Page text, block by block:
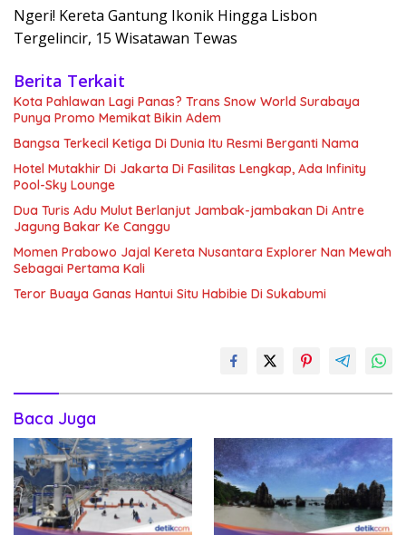
Ngeri! Kereta Gantung Ikonik Hingga Lisbon
Tergelincir, 15 Wisatawan Tewas
Berita Terkait
Kota Pahlawan Lagi Panas? Trans Snow World Surabaya
Punya Promo Memikat Bikin Adem
Bangsa Terkecil Ketiga Di Dunia Itu Resmi Berganti Nama
Hotel Mutakhir Di Jakarta Di Fasilitas Lengkap, Ada Infinity
Pool-Sky Lounge
Dua Turis Adu Mulut Berlanjut Jambak-jambakan Di Antre
Jagung Bakar Ke Canggu
Momen Prabowo Jajal Kereta Nusantara Explorer Nan Mewah
Sebagai Pertama Kali
Teror Buaya Ganas Hantui Situ Habibie Di Sukabumi
Baca Juga